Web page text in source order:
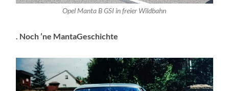
Opel Manta B GSI in freier Wildbahn
. Noch ’ne MantaGeschichte